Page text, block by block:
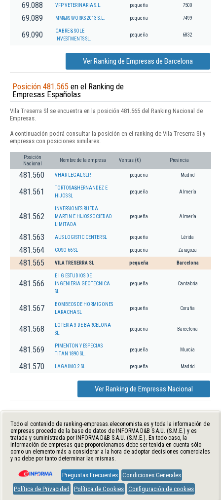
69.088 VFP VETERINARIA S.L. pequeña 7500
69.089 MM&RS WORKS 2013 S.L. pequeña 7499
69.090
CABRE & SOLE
INVESTMENTS SL.
pequeña 6832
Ver Ranking de Empresas de Barcelona
Posición 481.565 en el Ranking de
Empresas Españolas
Vila Treserra Sl se encuentra en la posición 481.565 del Ranking Nacional de
Empresas.
A continuación podrá consultar la posición en el ranking de Vila Treserra Sl y
empresas con posiciones similares:
Posición
Nacional
Nombre de la empresa Ventas (€) Provincia
481.560 VHAR LEGAL SLP. pequeña Madrid
481.561
TORTOSA&HERNANDEZ E
HIJOS SL
pequeña Almería
481.562
INVERSIONES RUEDA
MARTIN E HIJOS SOCIEDAD
LIMITADA
pequeña Almería
481.563 AUS LOGISTIC CENTER SL pequeña Lérida
481.564 COSO 66 SL pequeña Zaragoza
481.565 VILA TRESERRA SL pequeña Barcelona
481.566
E I G ESTUDIOS DE
INGENIERIA GEOTECNICA
SL
pequeña Cantabria
481.567
BOMBEOS DE HORMIGONES
LARACHA SL
pequeña Coruña
481.568
LOTERIA 3 DE BARCELONA
SL.
pequeña Barcelona
481.569
PIMENTON Y ESPECIAS
TITAN 1890 SL.
pequeña Murcia
481.570 LAGAIMO 2 SL pequeña Madrid
Ver Ranking de Empresas Nacional
Todo el contenido de ranking-empresas.eleconomista.es y toda la información de
empresas procede de la base de datos de INFORMA D&B S.A.U. (S.M.E.) y es
tratada y suministrada por INFORMA D&B S.A.U. (S.M.E.). En todo caso, la
información de empresas que proporcionamos debe ser tenida en cuenta sólo
como un elemento más a considerar a la hora de adoptar decisiones comerciales
y no debe por tanto determinar las mismas.
Preguntas Frecuentes Condiciones Generales
Política de Privacidad
Política de Cookies Configuración de cookies